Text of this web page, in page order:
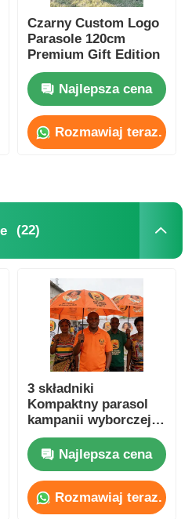
Czarny Custom Logo
Parasole 120cm
Premium Gift Edition
Najlepsza cena
Rozmawiaj teraz.
(22)
3 składniki
Kompaktny parasol
kampanii wyborczej
Całkowicie stalowa
ramka wodoodporny
poliester
Najlepsza cena
Rozmawiaj teraz.